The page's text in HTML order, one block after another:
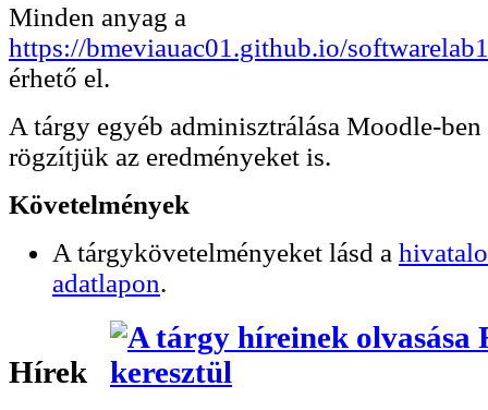
Minden anyag a
https://bmeviauac01.github.io/
érhető el.
A tárgy egyéb adminisztrálása Moodle-
rögzítjük az eredményeket is.
Követelmények
A tárgykövetelményeket lásd a
adatlapon.
Hírek